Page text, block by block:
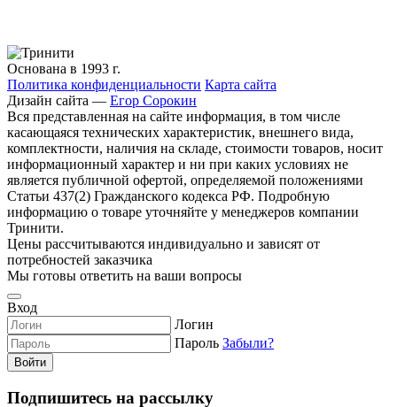
Основана в 1993 г.
Политика конфиденциальности Карта сайта
Дизайн сайта — Егор Сорокин
Вся представленная на сайте информация, в том числе
касающаяся технических характеристик, внешнего вида,
комплектности, наличия на складе, стоимости товаров, носит
информационный характер и ни при каких условиях не
является публичной офертой, определяемой положениями
Статьи 437(2) Гражданского кодекса РФ. Подробную
информацию о товаре уточняйте у менеджеров компании
Тринити.
Цены рассчитываются индивидуально и зависят от
потребностей заказчика
Мы готовы ответить на ваши вопросы
Вход
Логин
Пароль Забыли?
Войти
Подпишитесь на рассылку